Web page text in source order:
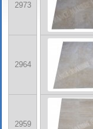
2973
2964
2959